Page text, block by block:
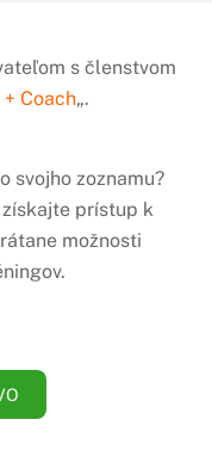
s členstvom
Coach„.
svojho zoznamu?
prístup k
možnosti